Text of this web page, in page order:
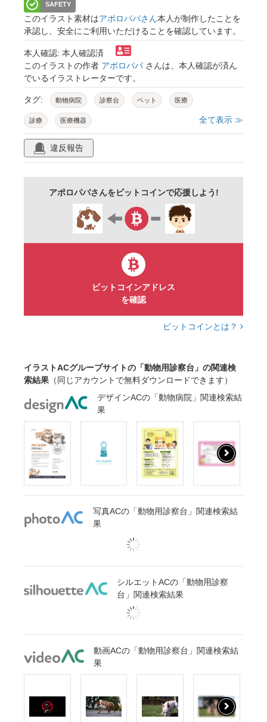
SAFETY
このイラスト素材はアポロパパさん本人が制作したことを
承認し、安全にご利用いただけることを確認しています。
本人確認: 本人確認済
このイラストの作者 アポロパパ さんは、本人確認が済ん
でいるイラストレーターです。
タグ: 動物病院 診察台 ペット 医療
診療 医療機器 全て表示 ≫
違反報告
アポロパパさんをビットコインで応援しよう!
ビットコインアドレス
を確認
ビットコインとは？
イラストACグループサイトの「動物用診察台」の関連検
索結果 （同じアカウントで無料ダウンロードできます）
デザインACの「動物病院」関連検索結
果
写真ACの「動物用診察台」関連検索結
果
シルエットACの「動物用診察
台」関連検索結果
動画ACの「動物用診察台」関連検索結
果